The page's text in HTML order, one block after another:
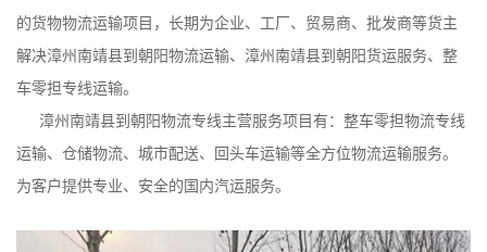
的货物物流运输项目，长期为企业、工厂、贸易商、批发商等货主
解决漳州南靖县到朝阳物流运输、漳州南靖县到朝阳货运服务、整
车零担专线运输。
漳州南靖县到朝阳物流专线主营服务项目有：整车零担物流专线
运输、仓储物流、城市配送、回头车运输等全方位物流运输服务。
为客户提供专业、安全的国内汽运服务。